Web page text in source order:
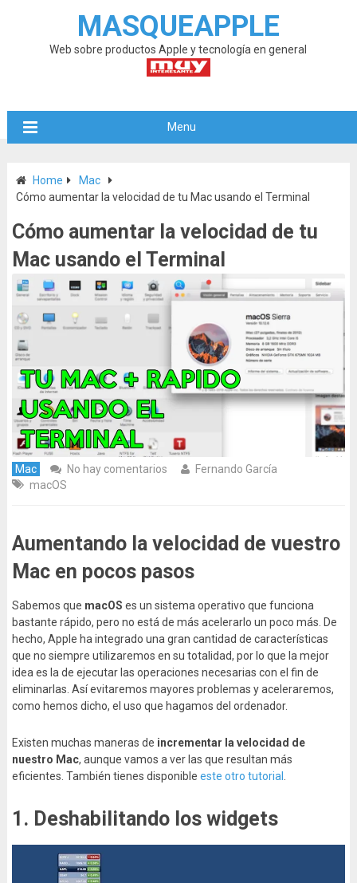
MASQUEAPPLE
Web sobre productos Apple y tecnología en general
Menu
Home
Mac
Cómo aumentar la velocidad de tu Mac usando el Terminal
Cómo aumentar la velocidad de tu
Mac usando el Terminal
Mac No hay comentarios
Fernando García
macOS
Aumentando la velocidad de vuestro
Mac en pocos pasos
Sabemos que macOS es un sistema operativo que funciona
bastante rápido, pero no está de más acelerarlo un poco más. De
hecho, Apple ha integrado una gran cantidad de características
que no siempre utilizaremos en su totalidad, por lo que la mejor
idea es la de ejecutar las operaciones necesarias con el fin de
eliminarlas. Así evitaremos mayores problemas y aceleraremos,
como hemos dicho, el uso que hagamos del ordenador.
Existen muchas maneras de incrementar la velocidad de
nuestro Mac, aunque vamos a ver las que resultan más
eficientes. También tienes disponible este otro tutorial .
1. Deshabilitando los widgets